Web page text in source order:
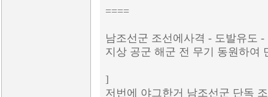
====
남조선군 조선에사격 - 도발유도
지상 공군 해군 전 무기 동원하여
]
저번에 야그한거 남조선군 단독